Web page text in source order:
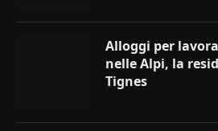
Alloggi per
nelle Alpi, la
Tignes